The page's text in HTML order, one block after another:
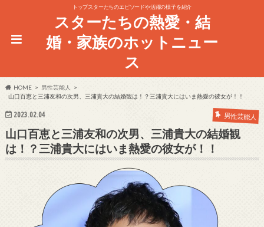
トップスターたちのエピソードや活躍の様子を紹介
スターたちの熱愛・結
婚・家族のホットニュー
ス
HOME
男性芸能人
山口百恵と三浦友和の次男、三浦貴大の結婚観は！？三浦貴大にはいま熱愛の彼女が！！
2023.02.04 男性芸能人
山口百恵と三浦友和の次男、三浦貴大の結婚観
は！？三浦貴大にはいま熱愛の彼女が！！